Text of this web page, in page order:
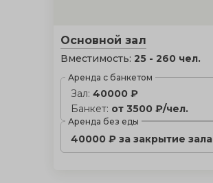
Основной зал
Вместимость: 25 - 260 чел.
Аренда с банкетом
Зал: 40000 ₽
Банкет: от 3500 ₽/чел.
Аренда без еды
40000 ₽ за закрытие зала